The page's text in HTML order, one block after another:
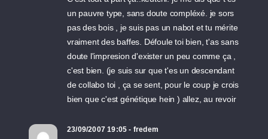
un pauvre type, sans doute compléxé. je sors
pas des bois , je suis pas un nabot et tu mérite
vraiment des baffes. Défoule toi bien, t'as sans
doute l'impresion d'exister un peu comme ça ,
c'est bien. (je suis sur que t'es un descendant
de collabo toi , ça se sent, pour le coup je crois
bien que c'est génétique hein ) allez, au revoir
23/09/2007 19:05 - fredem